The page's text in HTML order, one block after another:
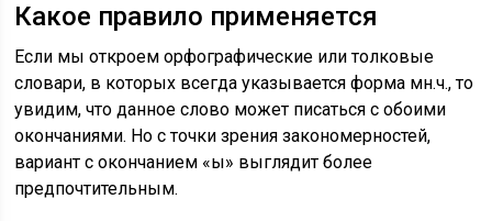
Какое правило применяется
Если мы откроем орфографические или толковые
словари, в которых всегда указывается форма мн.ч., то
увидим, что данное слово может писаться с обоими
окончаниями. Но с точки зрения закономерностей,
вариант с окончанием «ы» выглядит более
предпочтительным.